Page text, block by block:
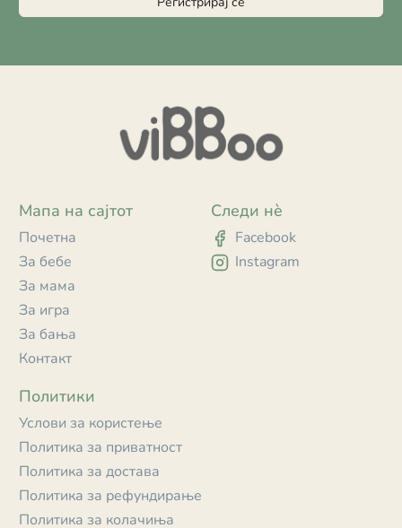
Мапа на сајтот
Почетна
За бебе
За мама
За игра
За бања
Контакт
Политики
Услови за користење
Политика за приватност
Политика за достава
Политика за рефундирање
Политика за колачиња
Следи нè
Facebook
Instagram